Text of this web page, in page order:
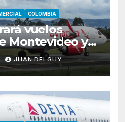
COLOMBIA
vuelos
Montevideo y
Bogotá
JUAN DELGUY